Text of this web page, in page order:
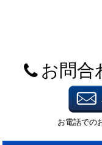
お問合
お電話での